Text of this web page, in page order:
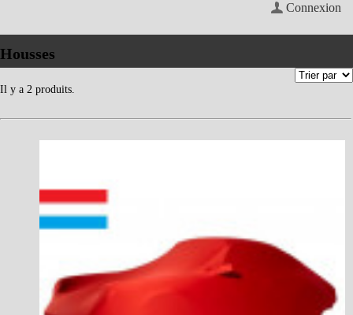
Connexion
Housses
Il y a 2 produits.